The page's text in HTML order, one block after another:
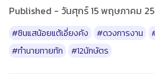
Published - วันศุกร์ 15 พฤษภาคม
#ซินแสน้อยแต้เอี่ยงคัง #ดวงการงาน
#ทำนายทายทัก
#12นักษัตร